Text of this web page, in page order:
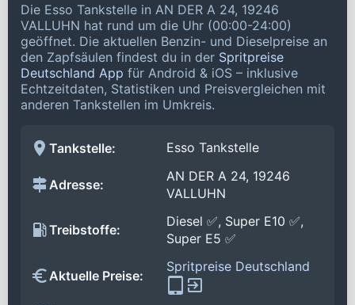
Die Esso Tankstelle in AN DER A 24, 19246
VALLUHN hat rund um die Uhr (00:00-24:00)
geöffnet. Die aktuellen Benzin- und Dieselpreise an
den Zapfsäulen findest du in der Spritpreise
Deutschland App für Android & iOS – inklusive
Echtzeitdaten, Statistiken und Preisvergleichen mit
anderen Tankstellen im Umkreis.
Tankstelle: Esso Tankstelle
Adresse:
AN DER A 24, 19246
VALLUHN
Treibstoffe:
Diesel ✅, Super E10 ✅,
Super E5 ✅
Aktuelle Preise:
Spritpreise Deutschland